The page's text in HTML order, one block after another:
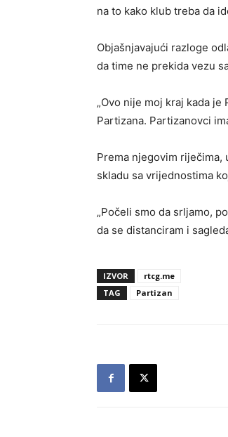
na to kako klub treba da
Objašnjavajući razloge
da time ne prekida vezu
„Ovo nije moj kraj kada
Partizana. Partizanovci
Prema njegovim
skladu sa vrijednostima
„Počeli smo da srljamo,
da se distanciram i
IZVOR
rtcg.me
TAG
Partizan